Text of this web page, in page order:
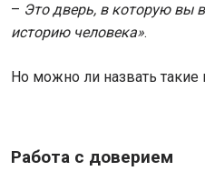
– Это дверь, в которую вы
историю человека».
Но можно ли назвать такие
Работа с доверием